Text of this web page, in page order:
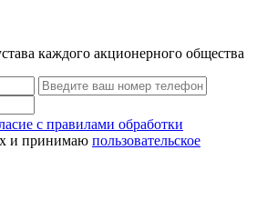
каждого акционерного общества
с правилами обработки
и принимаю пользовательское